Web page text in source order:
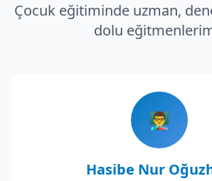
Çocuk eğitiminde uzman,
dolu
👨‍🏫
Hasibe Nur